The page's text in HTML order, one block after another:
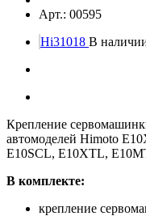
Арт.: 00595
Hi31018 В
Крепление
автомоделей Himoto
E10SCL, E10XTL,
В комплекте:
крепление